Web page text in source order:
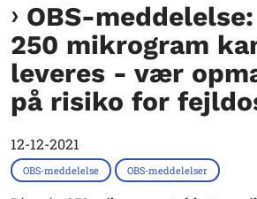
OBS-
250 mikrogram
leveres - vær
på risiko for
12-12-2021
OBS-meddelelse OBS-meddelelser